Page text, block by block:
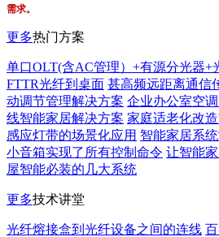
需求。
更多热门方案
单口OLT(含AC管理）+有源分光器+
FTTR光纤到桌面 甚高频远距离通信
动调节管理解决方案 企业办公室空
线智能家居解决方案 家庭适老化改
感应灯带的场景化应用 智能家居系
小音箱实现了所有控制命令 让智能
屋智能必装的几大系统
更多技术讲堂
光纤熔接盒到光纤设备之间的连线